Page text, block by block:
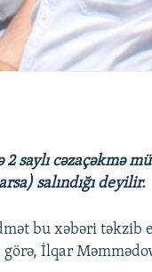
2 saylı cəzaçəkmə
salındığı deyilir.
bu xəbəri təkzib
İlqar